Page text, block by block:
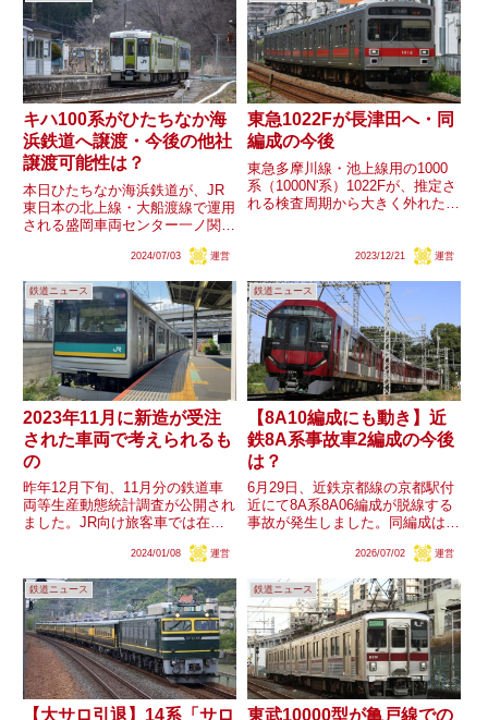
キハ100系がひたちなか海
浜鉄道へ譲渡・今後の他社
譲渡可能性は？
本日ひたちなか海浜鉄道が、JR
東日本の北上線・大船渡線で運用
される盛岡車両センター一ノ関派
（39,40,41）を譲受することが公
110系に他社譲渡が発生するのは
初めてのことです。キハ...
2024/07/03 運営
東急1022Fが長津田へ・同
編成の今後
東急多摩川線・池上線用の1000
系（1000N'系）1022Fが、推定さ
れる検査周期から大きく外れたタ
番台化は2020年3月の
いませんが、1...
2023/12/21 運営
鉄道ニュース
2023年11月に新造が受注
された車両で考えられるも
の
昨年12月下旬、11月分の鉄道車
両等生産動態統計調査が公開され
ました。JR向け旅客車では在来
む）・制御車各1両や新幹線の電
動車84両・制御車12両の計96
両、更に公的企業※向けを兼ねる
ディーゼル動車58両の総計1...
2024/01/08 運営
鉄道ニュース
【8A10編成にも動き】近
鉄8A系事故車2編成の今後
は？
6月29日、近鉄京都線の京都駅付
近にて8A系8A06編成が脱線する
事故が発生しました。同編成は6
ています。一方で昨年12月に発
生した踏切事故による火災で被災
した8A10編成に関しても、同じ
く6月30日に収容され...
2026/07/02 運営
鉄道ニュース
【大サロ引退】14系「サロ
鉄道ニュース
東武10000型が亀戸線での